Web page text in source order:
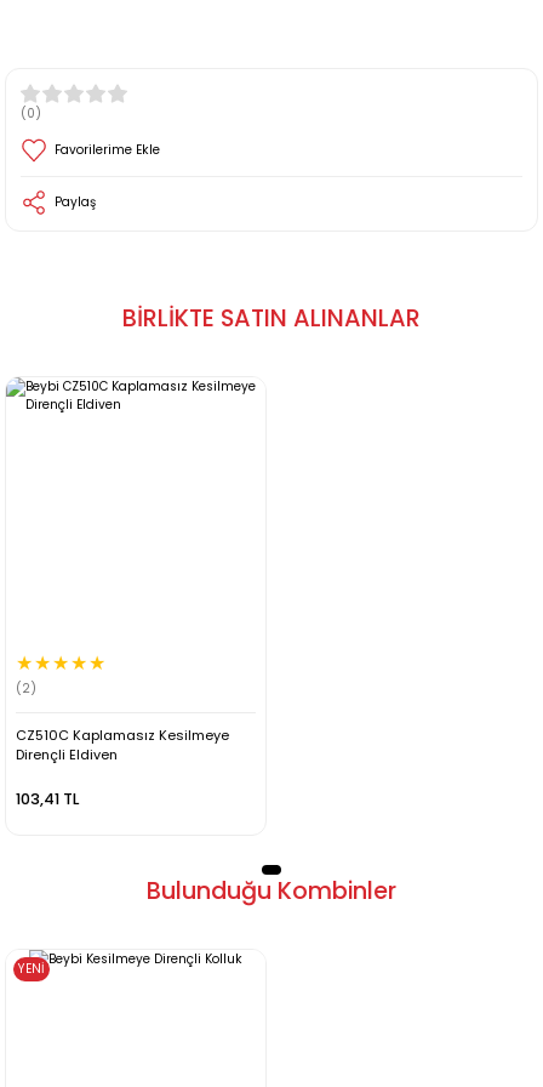
(0)
Paylaş
BİRLİKTE SATIN ALINANLAR
(2)
CZ510C Kaplamasız Kesilmeye
Dirençli Eldiven
103,41 TL
Bulunduğu Kombinler
YENİ